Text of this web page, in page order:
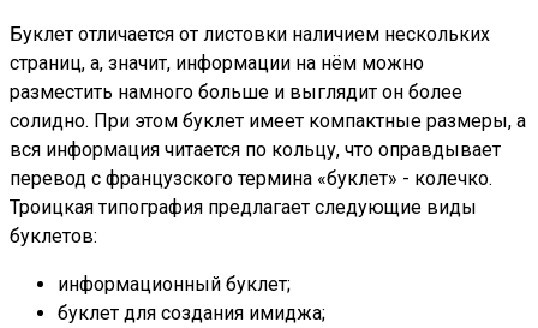
Буклет отличается от листовки наличием нескольких
страниц, а, значит, информации на нём можно
разместить намного больше и выглядит он более
солидно. При этом буклет имеет компактные размеры, а
вся информация читается по кольцу, что оправдывает
перевод с французского термина «буклет» - колечко.
Троицкая типография предлагает следующие виды
буклетов:
информационный буклет;
буклет для создания имиджа;